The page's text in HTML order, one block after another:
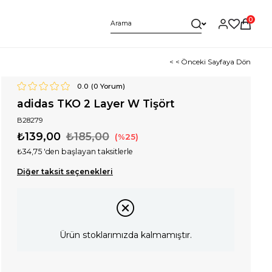
0
< < Önceki Sayfaya Dön
0.0 (0 Yorum)
adidas TKO 2 Layer W Tişört
B28279
₺185,00
₺139,00 25
₺34,75 'den başlayan taksitlerle
Diğer taksit seçenekleri
Ürün stoklarımızda kalmamıştır.